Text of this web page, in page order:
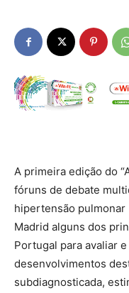
A primeira edição do
fóruns de debate
hipertensão
Madrid alguns dos
Portugal para avaliar
desenvolvimentos
subdiagnosticada,